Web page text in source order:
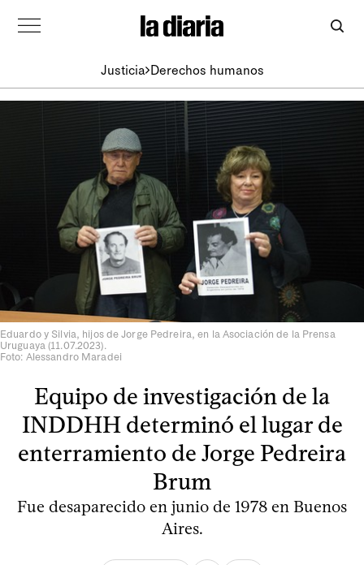
Justicia Derechos humanos
Eduardo y Silvia, hijos de Jorge Pedreira, en la Asociación de la Prensa
Uruguaya (11.07.2023).
Foto: Alessandro Maradei
Equipo de investigación de la
INDDHH determinó el lugar de
enterramiento de Jorge Pedreira
Brum
Fue desaparecido en junio de 1978 en Buenos
Aires.